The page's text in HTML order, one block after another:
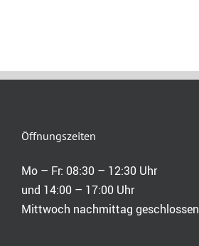
Öffnungszeiten
Mo – Fr: 08:30 – 12:30 Uhr
und 14:00 – 17:00 Uhr
Mittwoch nachmittag geschlossen